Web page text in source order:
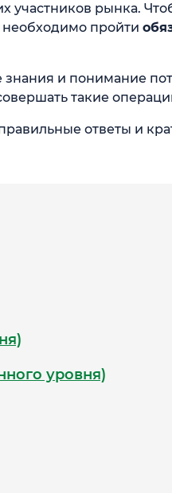
рынка.
пройти
знания и понимание
такие
ответы и
уровня)